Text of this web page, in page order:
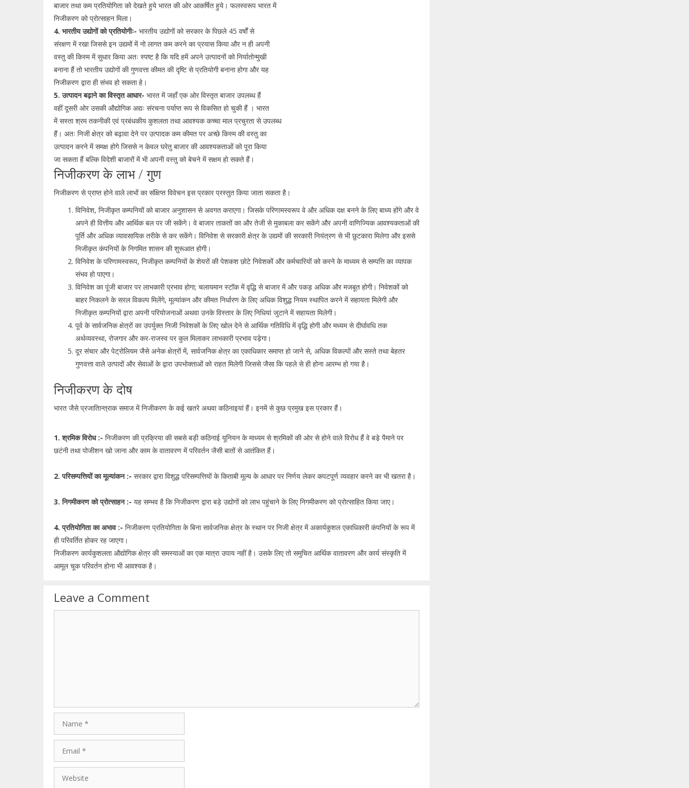
बाजार तथा कम प्रतियोगिता को देखते हुये भारत की ओर आकर्षित हुये। फलस्वरूप भारत में
निजीकरण को प्रोत्साहन मिला।
4. भारतीय उद्योगों को प्रतियोगीः- भारतीय उद्योगों को सरकार के पिछले 45 वर्षों से
संरक्षण में रखा जिससे इन उद्यमों में नो लागत कम करने का प्रयास किया और न ही अपनी
वस्तु की किस्म में सुधार किया अतः स्पष्ट है कि यदि हमें अपने उत्पादनों को निर्यातोन्मुखी
बनाना हैं तो भारतीय उद्योगों की गुणवत्ता कीमत की दृष्टि से प्रतियोगी बनाना होगा और यह
निजीकरण द्वारा ही संभव हो सकता हे।
5. उत्पादन बढ़ाने का विस्तृत आधार- भारत में जहाँ एक ओर विस्तृत बाजार उपलब्ध हैं
वहीं दूसरी ओर उसकी औद्योगिक अद्यः संरचना पर्याप्त रूप से विकसित हो चुकी हैं । भारत
में सस्ता श्रम तकनीकी एवं प्रबंधकीय कुशलता तथा आवश्यक कच्चा माल प्रचुरता से उपलब्ध
हैं। अतः निजी क्षेत्र को बढ़ावा देने पर उत्पादक कम कीमत पर अच्छे किस्म की वस्तु का
उत्पादन करने में समक्ष होगे जिससे न केवल घरेतु बाजार की आवश्यकताओं को पूरा किया
जा सकता हैं बल्कि विदेशी बाजारों में भी अपनी वस्तु को बेचने में सक्षम हो सकते हैं।
निजीकरण के लाभ / गुण
निजीकरण से प्राप्त होने वाले लाभों का संक्षिप्त विवेचन इस प्रकार प्रस्तुत किया जाता सकता है।
विनिवेश, निजीकृत कम्पनियों को बाजार अनुशासन से अवगत कराएगा। जिसके परिणामस्वरूप वे और अधिक दक्ष बनने के लिए बाध्य होंगे और वे
अपने ही वित्तीय और आर्थिक बल पर जी सकेंगे। वे बाजार ताकतों का और तेजी से मुकाबला कर सकेंगे और अपनी वाणिज्यिक आवश्यकताओं की
पूर्ति और अधिक व्यावसायिक तरीके से कर सकेंगे। विनिवेश से सरकारी क्षेत्र के उद्यमों की सरकारी नियंत्रण से भी छुटकारा मिलेगा और इससे
निजीकृत कंपनियों के निगमित शासन की शुरूआत होगी।
विनिवेश के परिणामस्वरूप, निजीकृत कम्पनियों के शेयरों की पेशकश छोटे निवेशकों और कर्मचारियों को करने के माध्यम से सम्पत्ति का व्यापक
संभव हो पाएगा।
विनिवेश का पूंजी बाजार पर लाभकारी प्रभाव होगा; चलायमान स्टॉक में वृद्धि से बाजार में और पकड़ अधिक और मजबूत होगी। निवेशकों को
बाहर निकलने के सरल विकल्प मिलेंगे, मूल्यांकन और कीमत निर्धारण के लिए अधिक विशुद्ध नियम स्थापित करने में सहायता मिलेगी और
निजीकृत कम्पनियों द्वारा अपनी परियोजनाओं अथवा उनके विस्तार के लिए निधियां जुटाने में सहायता मिलेगी।
पूर्व के सार्वजनिक क्षेत्रों का उपर्युक्त निजी निवेशकों के लिए खोल देने से आर्थिक गतिविधि में वृद्धि होगी और मध्यम से दीर्घावधि तक
अर्थव्यवस्था, रोजगार और कर-राजस्व पर कुल मिलाकर लाभकारी प्रभाव पडे़गा।
दूर संचार और पेट्रोलियम जैसे अनेक क्षेत्रों में, सार्वजनिक क्षेत्र का एकाधिकार समाप्त हो जाने से, अधिक विकल्पों और सस्ते तथा बेहतर
गुणवत्ता वाले उत्पादों और सेवाओं के द्वारा उपभोक्ताओं को राहत मिलेगी जिससे जैसा कि पहले से ही होना आरम्भ हो गया है।
निजीकरण के दोष
भारत जैसे प्रजातािन्त्राक समाज में निजीकरण के कई खतरे अथवा कठिनाइयां हैं। इनमें से कुछ प्रमुख इस प्रकार हैं।
1. श्रमिक विरोध :- निजीकरण की प्रक्रिया की सबसे बड़ी कठिनाई यूनियन के माध्यम से श्रमिकों की ओर से होने वाले विरोध हैं वे बडे़ पैमाने पर
छटंनी तथा पोजीशन खो जाना और काम के वातावरण में परिवर्तन जैसी बातों से आतंकित हैं।
2. परिसम्पत्तियों का मूल्यांकन :- सरकार द्वारा विशुद्ध परिसम्पत्तियों के किताबी मूल्य के आधार पर निर्णय लेकर कपटपूर्ण व्यवहार करने का भी खतरा है।
3. निगमीकरण को प्रोत्साहन :- यह सम्भव है कि निजीकरण द्वारा बड़े उद्योगों को लाभ पहुंचाने के लिए निगमीकरण को प्रोत्साहित किया जाए।
4. प्रतियोगिता का अभाव :- निजीकरण प्रतियोगिता के बिना सार्वजनिक क्षेत्र के स्थान पर निजी क्षेत्र में अकार्यकुशल एकाधिकारी कंपनियों के रूप में
ही परिवर्तित होकर रह जाएगा।
निजीकरण कार्यकुशलता औद्योगिक क्षेत्र की समस्याओं का एक मात्रा उपाय नहीं है। उसके लिए तो समुचित आर्थिक वातावरण और कार्य संस्कृति में
आमूल चूक परिवर्तन होना भी आवश्यक है।
Leave a Comment
Website